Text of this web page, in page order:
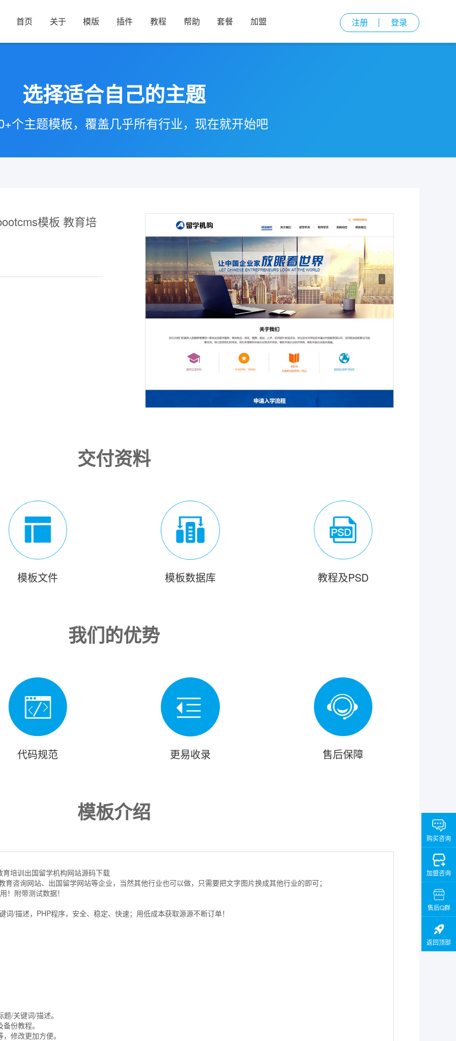
注册 登录
首页 关于 模版 插件 教程 帮助 套餐 加盟
选择适合自己的主题
个主题模板，覆盖几乎所有行业，现在就开始吧
模板 教育培
交付资料
模板文件 模板数据库 教程及PSD
我们的优势
代码规范 更易收录 售后保障
模板介绍
培训出国留学机构网站源码下载
咨询网站、出国留学网站等企业，当然其他行业也可以做，只需要把文字图片换成其他行业的即可；
！附带测试数据！
/描述，PHP程序，安全、稳定、快速；用低成本获取源源不断订单！
/关键词/描述。
份教程。
修改更加方便。
购买咨询
加盟咨询
售后Q群
返回顶部